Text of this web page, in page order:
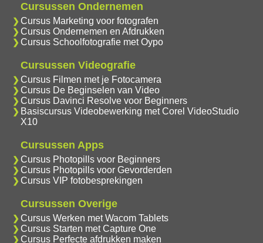
Cursussen Ondernemen
Cursus Marketing voor fotografen
Cursus Ondernemen en Afdrukken
Cursus Schoolfotografie met Oypo
Cursussen Videografie
Cursus Filmen met je Fotocamera
Cursus De Beginselen van Video
Cursus Davinci Resolve voor Beginners
Basiscursus Videobewerking met Corel VideoStudio
X10
Cursussen Apps
Cursus Photopills voor Beginners
Cursus Photopills voor Gevorderden
Cursus VIP fotobesprekingen
Cursussen Overige
Cursus Werken met Wacom Tablets
Cursus Starten met Capture One
Cursus Perfecte afdrukken maken